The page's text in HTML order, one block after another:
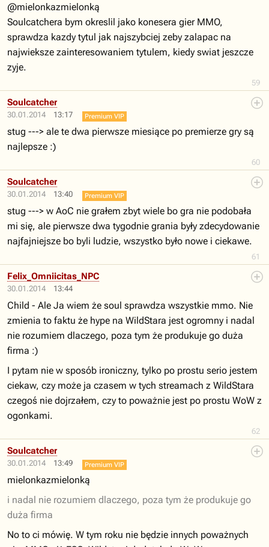
59
@mielonkazmielonką
Soulcatchera bym okreslil jako konesera gier MMO,
sprawdza kazdy tytul jak najszybciej zeby zalapac na
najwieksze zainteresowaniem tytulem, kiedy swiat jeszcze
zyje.
30.01.2014 13:17
60
Soulcatcher
Premium VIP
stug ---> ale te dwa pierwsze miesiące po premierze gry są
najlepsze :)
30.01.2014 13:40
61
Soulcatcher
Premium VIP
stug ---> w AoC nie grałem zbyt wiele bo gra nie podobała
mi się, ale pierwsze dwa tygodnie grania były zdecydowanie
najfajniejsze bo byli ludzie, wszystko było nowe i ciekawe.
30.01.2014 13:44
62
Felix_Omniicitas_NPC
Child - Ale Ja wiem że soul sprawdza wszystkie mmo. Nie
zmienia to faktu że hype na WildStara jest ogromny i nadal
nie rozumiem dlaczego, poza tym że produkuje go duża
firma :)
I pytam nie w sposób ironiczny, tylko po prostu serio jestem
ciekaw, czy może ja czasem w tych streamach z WildStara
czegoś nie dojrzałem, czy to poważnie jest po prostu WoW z
ogonkami.
30.01.2014 13:49
Soulcatcher
Premium VIP
mielonkazmielonką
i nadal nie rozumiem dlaczego, poza tym że produkuje go
duża firma
No to ci mówię. W tym roku nie będzie innych poważnych